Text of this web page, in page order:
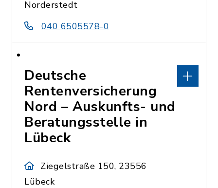
Norderstedt
040 6505578-0
Deutsche
Rentenversicherung
Nord – Auskunfts- und
Beratungsstelle in
Lübeck
Ziegelstraße 150, 23556
Lübeck